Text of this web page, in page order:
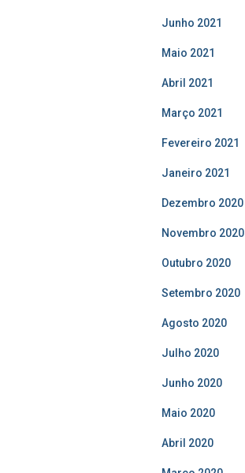
Junho 2021
Maio 2021
Abril 2021
Março 2021
Fevereiro 2021
Janeiro 2021
Dezembro 2020
Novembro 2020
Outubro 2020
Setembro 2020
Agosto 2020
Julho 2020
Junho 2020
Maio 2020
Abril 2020